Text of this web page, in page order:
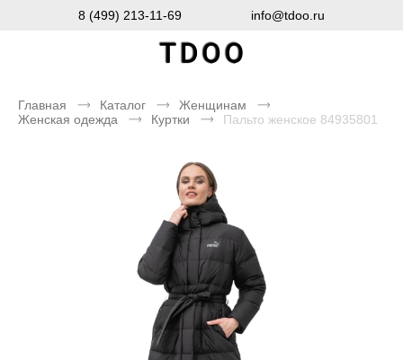
8 (499) 213-11-69 info@tdoo.ru
Главная Каталог
Женщинам
Женская одежда
Куртки Пальто женское 84935801